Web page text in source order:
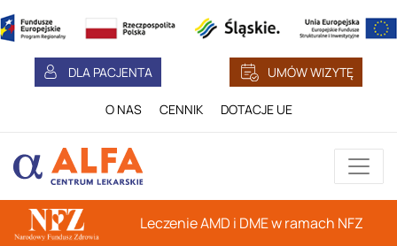
DLA PACJENTA UMÓW WIZYTĘ
O NAS CENNIK DOTACJE UE
Leczenie AMD i DME w ramach NFZ